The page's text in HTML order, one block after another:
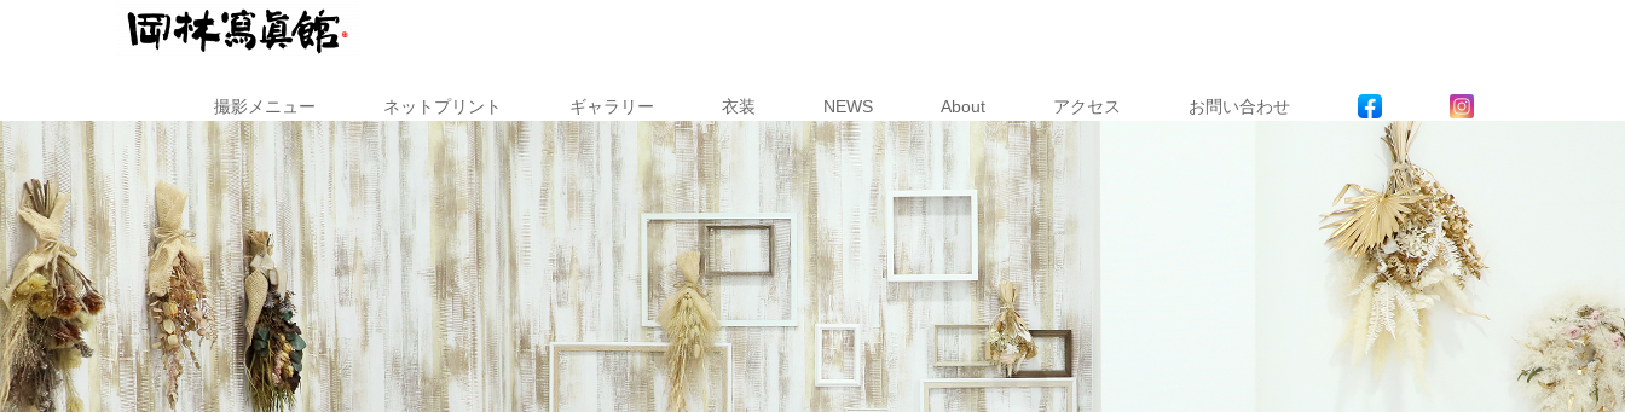
撮影メニュー ネットプリント ギャラリー 衣装 NEWS About アクセス お問い合わせ